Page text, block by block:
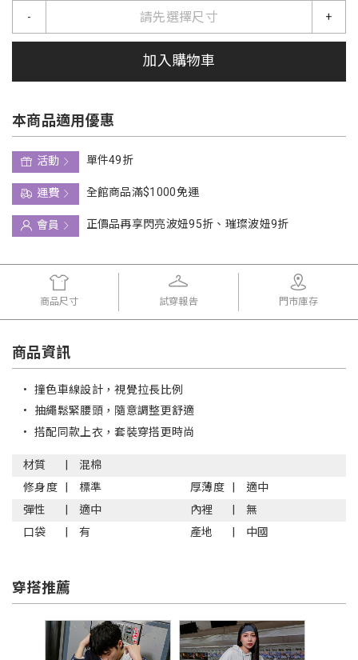
請先選擇尺寸
- +
加入購物車
本商品適用優惠
活動
單件49折
運費
全館商品滿$1000免運
會員
正價品再享閃亮波妞95折、璀璨波妞9折
商品尺寸 試穿報告 門市庫存
商品資訊
• 撞色車線設計，視覺拉長比例
• 抽繩鬆緊腰頭，隨意調整更舒適
• 搭配同款上衣，套裝穿搭更時尚
材質
混棉
修身度
標準 厚薄度
適中
彈性
適中 內裡
無
口袋
有 產地 中國
穿搭推薦